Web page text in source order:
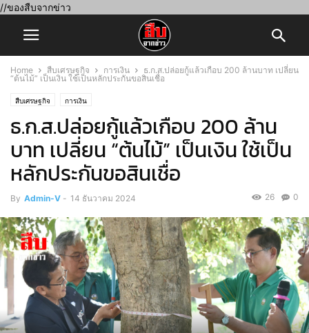
//ของสืบจากข่าว
Home สืบเศรษฐกิจ การเงิน
ธ.ก.ส.ปล่อยกู้แล้วเกือบ 200 ล้านบาท เปลี่ยน
“ต้นไม้” เป็นเงิน ใช้เป็นหลักประกันขอสินเชื่อ
สืบเศรษฐกิจ การเงิน
ธ.ก.ส.ปล่อยกู้แล้วเกือบ 200 ล้าน
บาท เปลี่ยน “ต้นไม้” เป็นเงิน ใช้เป็น
หลักประกันขอสินเชื่อ
By Admin-V - 14 ธันวาคม 2024 0
26